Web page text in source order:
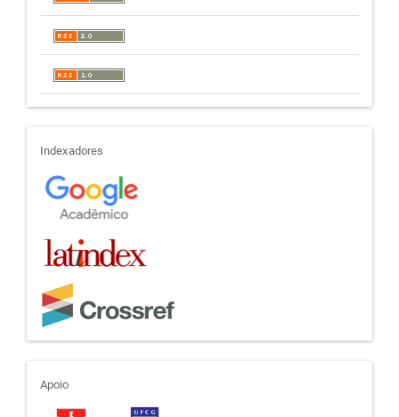
indexadores
Indexadores
apoio
Apoio